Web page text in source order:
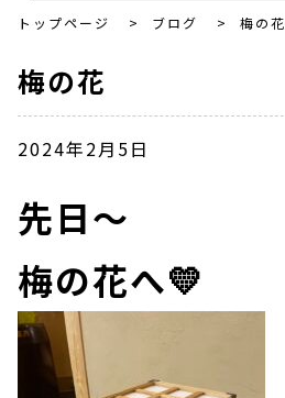
トップページ > ブログ > 梅の花
梅の花
2024年2月5日
先日～
梅の花へ💛